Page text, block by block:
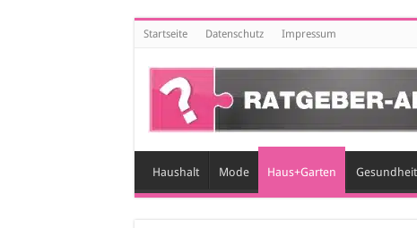
Startseite Datenschutz Impressum
Haushalt Mode Haus+Garten Gesundheit